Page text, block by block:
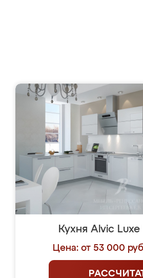
Кухня Alvic
Цена: от 53 000